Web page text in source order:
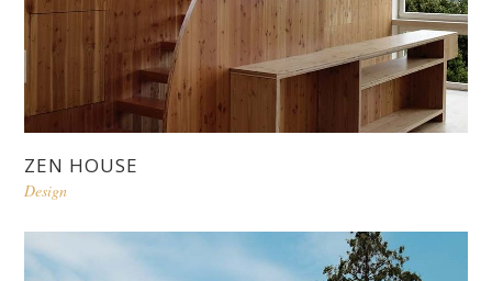
ZEN HOUSE
Design